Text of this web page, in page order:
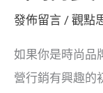
發佈留言 / 觀點
如果你是時尚品
營行銷有興趣的
點
華
摘